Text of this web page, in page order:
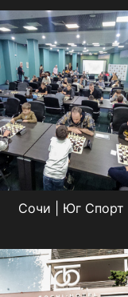
Сочи | Юг Спорт